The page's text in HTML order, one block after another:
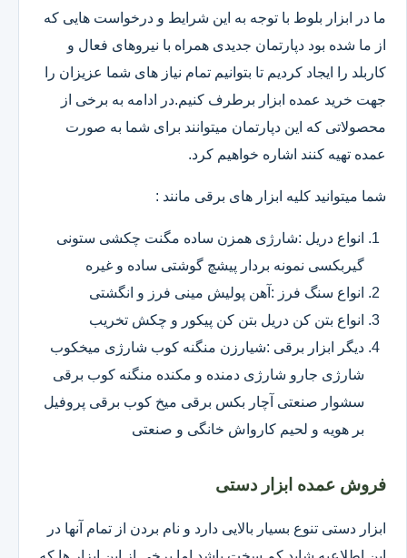
ما در ابزار بلوط با توجه به این شرایط و درخواست هایی که
از ما شده بود دپارتمان جدیدی همراه با نیروهای فعال و
کاربلد را ایجاد کردیم تا بتوانیم تمام نیاز های شما عزیزان را
جهت خرید عمده ابزار برطرف کنیم.در ادامه به برخی از
محصولاتی که این دپارتمان میتوانند برای شما به صورت
عمده تهیه کنند اشاره خواهیم کرد.
شما میتوانید کلیه ابزار های برقی مانند :
انواع دریل :شارژی همزن ساده مگنت چکشی ستونی
گیربکسی نمونه بردار پیشچ گوشتی ساده و غیره
انواع سنگ فرز :آهن پولیش مینی فرز و انگشتی
انواع بتن کن دریل بتن کن پیکور و چکش تخریب
دیگر ابزار برقی :شیارزن منگنه کوب شارژی میخکوب
شارژی جارو شارژی دمنده و مکنده منگنه کوب برقی
سشوار صنعتی آچار بکس برقی میخ کوب برقی پروفیل
بر هویه و لحیم کارواش خانگی و صنعتی
فروش عمده ابزار دستی
ابزار دستی تنوع بسیار بالایی دارد و نام بردن از تمام آنها در